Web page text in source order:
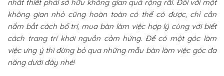
nhất thiết phải sở hữu không gian quá rộng rãi. Đối với một
không gian nhỏ cũng hoàn toàn có thể có được, chỉ cần
nắm bắt cách bố trí, mua bàn làm việc hợp lý cùng với biết
cách trang trí khơi nguồn cảm hứng. Để có một góc làm
việc ưng ý thì đừng bỏ qua những mẫu bàn làm việc góc đa
năng dưới đây nhé!